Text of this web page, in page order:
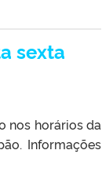
sexta
nos horários da
Informações